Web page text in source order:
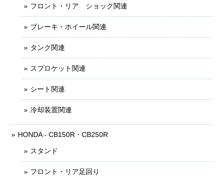
フロント・リア ショック関連
ブレーキ・ホイール関連
タンク関連
スプロケット関連
シート関連
冷却装置関連
HONDA - CB150R・CB250R
スタンド
フロント・リア足回り